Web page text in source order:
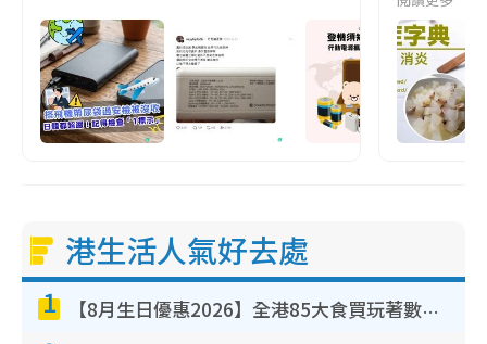
港生活人氣好去處
1 【8月生日優惠2026】全港85大食買玩著數攻略 自助餐/火鍋放題同行免費＋誠品/DONKI送現金券